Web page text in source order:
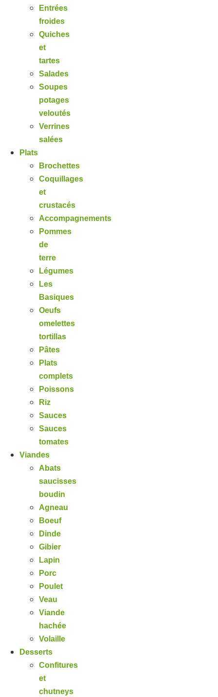
Entrées
froides
Quiches
et
tartes
Salades
Soupes
potages
veloutés
Verrines
salées
Plats
Brochettes
Coquillages
et
crustacés
Accompagnements
Pommes
de
terre
Légumes
Les
Basiques
Oeufs
omelettes
tortillas
Pâtes
Plats
complets
Poissons
Riz
Sauces
Sauces
tomates
Viandes
Abats
saucisses
boudin
Agneau
Boeuf
Dinde
Gibier
Lapin
Porc
Poulet
Veau
Viande
hachée
Volaille
Desserts
Confitures
et
chutneys